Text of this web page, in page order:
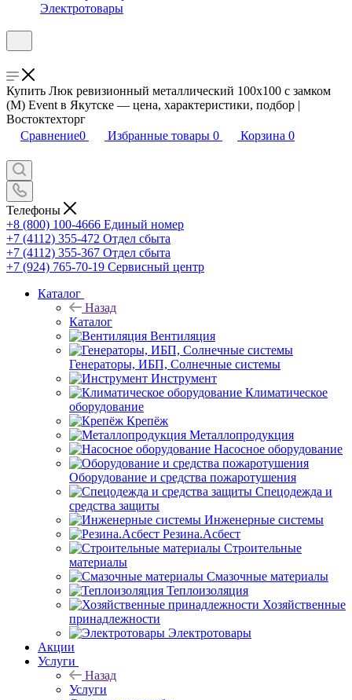
Электротовары
Купить Люк ревизионный металлический 100х100 с замком
(М) Event в Якутске — цена, характеристики, подбор |
Востоктехторг
Сравнение0 Избранные товары 0 Корзина 0
Телефоны
+8 (800) 100-4666 Единый номер
+7 (4112) 355-472 Отдел сбыта
+7 (4112) 355-367 Отдел сбыта
+7 (924) 765-70-19 Сервисный центр
Каталог
Назад
Каталог
Вентиляция
Генераторы, ИБП, Солнечные системы
Инструмент
Климатическое
оборудование
Крепёж
Металлопродукция
Насосное оборудование
Оборудование и средства пожаротушения
Спецодежда и
средства защиты
Инженерные системы
Резина.Асбест
Строительные
материалы
Смазочные материалы
Теплоизоляция
Хозяйственные
принадлежности
Электротовары
Акции
Услуги
Назад
Услуги